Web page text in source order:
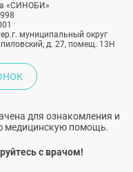
«СИНОБИ»
муниципальный округ
д. 27, помещ. 13Н
для ознакомления и
медицинскую помощь.
с врачом!